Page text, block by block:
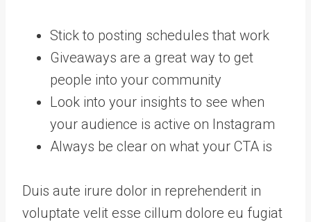
Stick to posting schedules that work
Giveaways are a great way to get
people into your community
Look into your insights to see when
your audience is active on Instagram
Always be clear on what your CTA is
Duis aute irure dolor in reprehenderit in
voluptate velit esse cillum dolore eu fugiat